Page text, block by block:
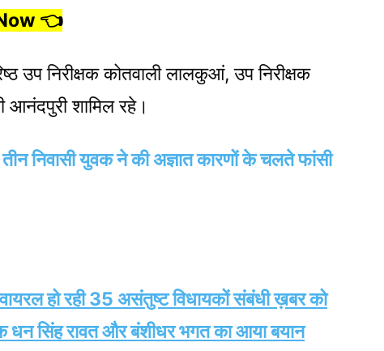
👈
उप निरीक्षक कोतवाली लालकुआं, उप निरीक्षक
आनंदपुरी शामिल रहे।
निवासी युवक ने की अज्ञात कारणों के चलते फांसी
हो रही 35 असंतुष्ट विधायकों संबंधी ख़बर को
धन सिंह रावत और बंशीधर भगत का आया बयान